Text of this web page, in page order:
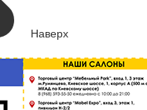
Наверх